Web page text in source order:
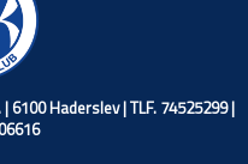
6100 Haderslev | TLF. 74525299 |